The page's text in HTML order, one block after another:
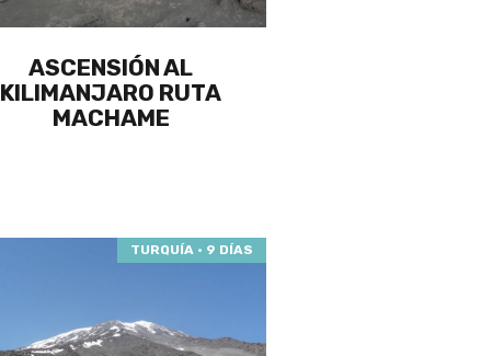
ASCENSIÓN AL
KILIMANJARO RUTA
MACHAME
TURQUÍA · 9 DÍAS